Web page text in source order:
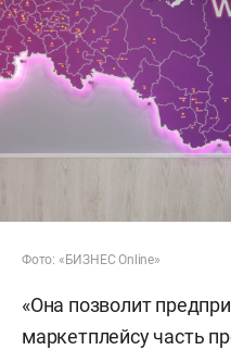
Фото: «БИЗНЕС Online»
«Она позволит
маркетплейсу часть